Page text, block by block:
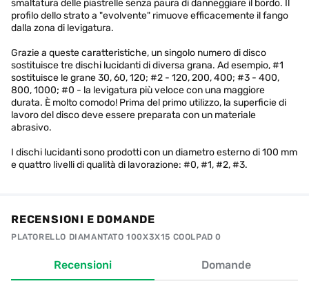
smaltatura delle piastrelle senza paura di danneggiare il bordo. Il
profilo dello strato a "evolvente" rimuove efficacemente il fango
dalla zona di levigatura.
Grazie a queste caratteristiche, un singolo numero di disco
sostituisce tre dischi lucidanti di diversa grana. Ad esempio, #1
sostituisce le grane 30, 60, 120; #2 - 120, 200, 400; #3 - 400,
800, 1000; #0 - la levigatura più veloce con una maggiore
durata. È molto comodo! Prima del primo utilizzo, la superficie di
lavoro del disco deve essere preparata con un materiale
abrasivo.
I dischi lucidanti sono prodotti con un diametro esterno di 100 mm
e quattro livelli di qualità di lavorazione: #0, #1, #2, #3.
RECENSIONI E DOMANDE
PLATORELLO DIAMANTATO 100X3X15 COOLPAD 0
Recensioni Domande